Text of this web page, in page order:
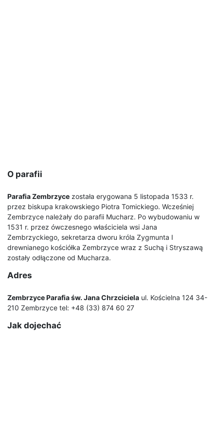
O parafii
Parafia Zembrzyce została erygowana 5 listopada 1533 r.
przez biskupa krakowskiego Piotra Tomickiego. Wcześniej
Zembrzyce należały do parafii Mucharz. Po wybudowaniu w
1531 r. przez ówczesnego właściciela wsi Jana
Zembrzyckiego, sekretarza dworu króla Zygmunta I
drewnianego kościółka Zembrzyce wraz z Suchą i Stryszawą
zostały odłączone od Mucharza.
Adres
Zembrzyce Parafia św. Jana Chrzciciela ul. Kościelna 124 34-
210 Zembrzyce tel: +48 (33) 874 60 27
Jak dojechać